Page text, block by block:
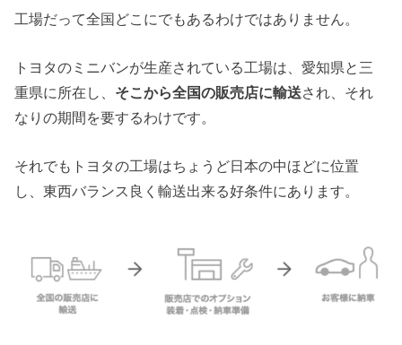
工場だって全国どこにでもあるわけではありません。
トヨタのミニバンが生産されている工場は、愛知県と三
重県に所在し、 そこから全国の販売店に輸送され、それ
なりの期間を要するわけです。
それでもトヨタの工場はちょうど日本の中ほどに位置
し、東西バランス良く輸送出来る好条件にあります。